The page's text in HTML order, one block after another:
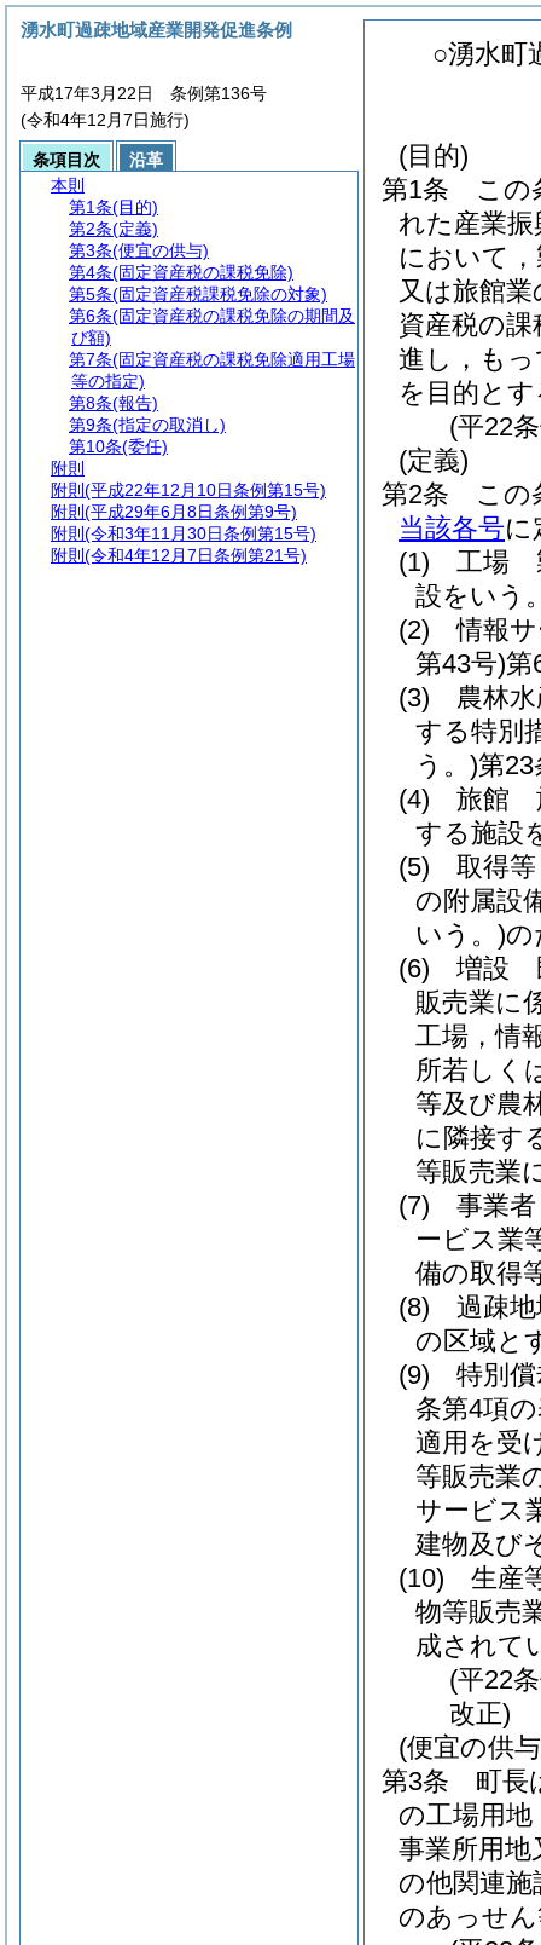
○湧水町
(目的)
第1条
この
れた産業振
において
又は旅館
資産税の
進し，も
を目的と
(平22
(定義)
第2条
この
当該各号に
(1)
工場
設をいう
(2)
情報
第43号)第
(3)
農林
する特別
う。)第
(4)
旅館
する施設
(5)
取得
の附属設
いう。)の
(6)
増設
販売業に
工場，情
所若しく
等及び農
に隣接す
等販売業
(7)
事業
ービス業
備の取得
(8)
過疎
の区域と
(9)
特別
条第4項
適用を受
等販売業
サービス
建物及び
(10)
生産
物等販売
成されて
(平22
改正)
(便宜の供
第3条
町長
の工場用地
事業所用地
の他関連
のあっせ
湧水町過疎地域産業開発促進条例
平成17年3月22日 条例第136号
(令和4年12月7日施行)
条項目次
沿革
本則
第1条(目的)
第2条(定義)
第3条(便宜の供与)
第4条(固定資産税の課税免除)
第5条(固定資産税課税免除の対象)
第6条(固定資産税の課税免除の期間及
び額)
第7条(固定資産税の課税免除適用工場
等の指定)
第8条(報告)
第9条(指定の取消し)
第10条(委任)
附則
附則 (平成22年12月10日条例第15号)
附則 (平成29年6月8日条例第9号)
附則 (令和3年11月30日条例第15号)
附則 (令和4年12月7日条例第21号)